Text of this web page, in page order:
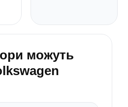
можуть